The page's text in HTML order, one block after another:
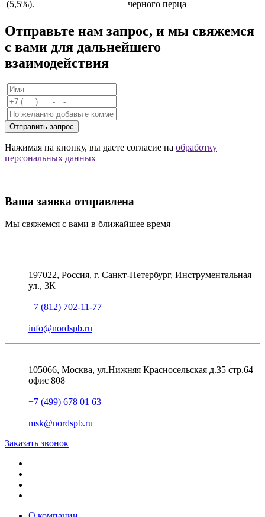
(5,5%).
черного перца
Отправьте нам запрос, и мы свяжемся
с вами для дальнейшего
взаимодействия
Отправить запрос
Нажимая на кнопку, вы даете согласие на обработку
персональных данных
Ваша заявка отправлена
Мы свяжемся с вами в ближайшее время
197022, Россия, г. Санкт-Петербург, Инструментальная
ул., 3К
+7 (812) 702-11-77
info@nordspb.ru
105066, Москва, ул.Нижняя Красносельская д.35 стр.64
офис 808
+7 (499) 678 01 63
msk@nordspb.ru
Заказать звонок